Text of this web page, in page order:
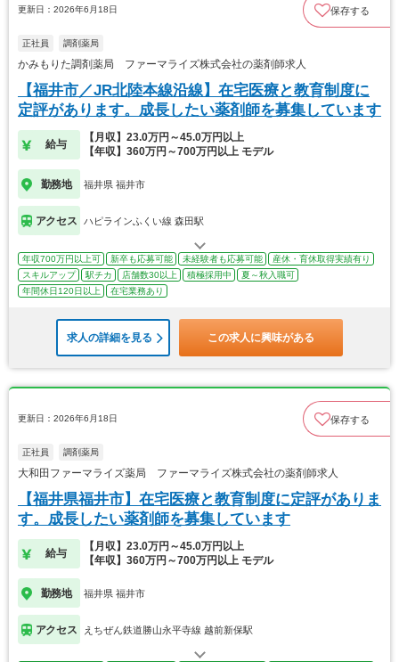
更新日：2026年6月18日 保存する
正社員 調剤薬局
かみもりた調剤薬局 ファーマライズ株式会社の薬剤師求人
【福井市／JR北陸本線沿線】在宅医療と教育制度に
定評があります。成長したい薬剤師を募集しています
給与
【月収】23.0万円～45.0万円以上
【年収】360万円～700万円以上 モデル
勤務地 福井県 福井市
アクセス ハピラインふくい線 森田駅
年収700万円以上可 新卒も応募可能 未経験者も応募可能
産休・育休取得実績有り
スキルアップ
駅チカ 店舗数30以上 積極採用中
夏～秋入職可
年間休日120日以上
在宅業務あり
求人の詳細を見る この求人に興味がある
更新日：2026年6月18日 保存する
正社員 調剤薬局
大和田ファーマライズ薬局 ファーマライズ株式会社の薬剤師求人
【福井県福井市】在宅医療と教育制度に定評がありま
す。成長したい薬剤師を募集しています
給与
【月収】23.0万円～45.0万円以上
【年収】360万円～700万円以上 モデル
勤務地 福井県 福井市
アクセス えちぜん鉄道勝山永平寺線 越前新保駅